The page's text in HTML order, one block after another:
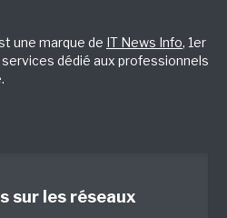
une marque de IT News Info, 1er
dédié aux professionnels
sur les réseaux